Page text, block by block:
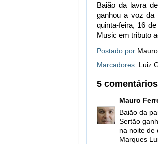
Baião da lavra
ganhou a voz da
quinta-feira, 16
Music em tributo
Postado por
Marcadores: Luiz
5
Mauro
Baião da
Sertão
na noite de
Marques